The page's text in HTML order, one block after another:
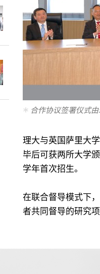
合作协议签署仪式
理大与英国萨里大
毕后可获两所大学
学年首次招生。
在联合督导模式下
者共同督导的研究项